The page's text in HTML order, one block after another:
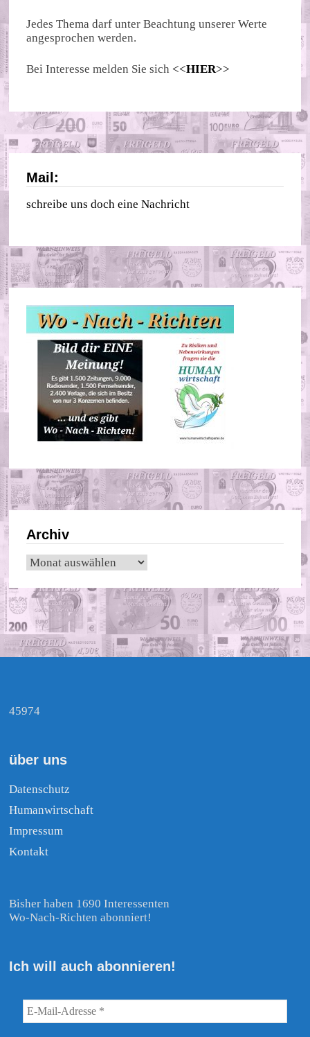
Jedes Thema darf unter Beachtung unserer Werte
angesprochen werden.
Bei Interesse melden Sie sich <<HIER>>
Mail:
schreibe uns doch eine Nachricht
Archiv
Archiv
45974
über uns
Datenschutz
Humanwirtschaft
Impressum
Kontakt
Bisher haben 1690 Interessenten
Wo-Nach-Richten abonniert!
Ich will auch abonnieren!